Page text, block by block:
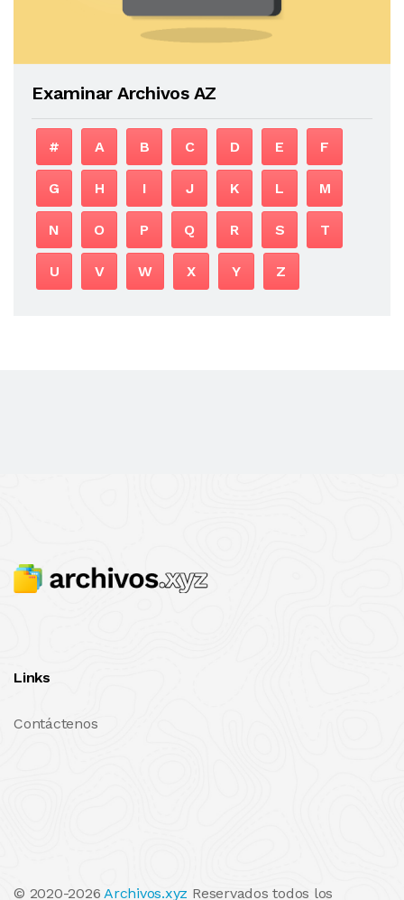
Examinar Archivos AZ
# A B C D E F
G H I J K L M
N O P Q R S T
U V W X Y Z
Links
Contáctenos
© 2020-2026Archivos.xyz Reservados todos los